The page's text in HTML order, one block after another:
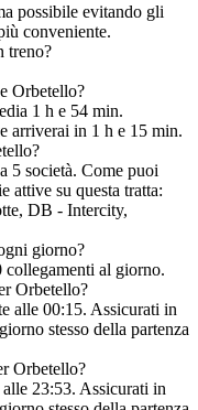
possibile evitando gli
conveniente.
treno?
Orbetello?
1 h e 54 min.
arriverai in 1 h e 15 min.
5 società. Come puoi
attive su questa tratta:
DB - Intercity,
giorno?
al giorno.
Orbetello?
alle 00:15. Assicurati in
stesso della partenza
Orbetello?
23:53. Assicurati in